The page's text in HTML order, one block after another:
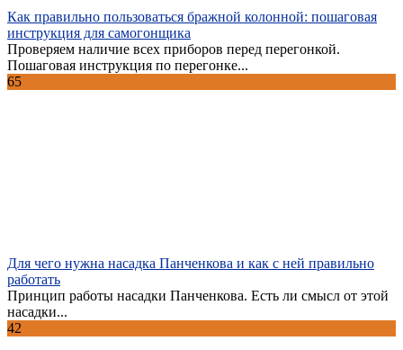
Как правильно пользоваться бражной колонной: пошаговая
инструкция для самогонщика
Проверяем наличие всех приборов перед перегонкой.
Пошаговая инструкция по перегонке...
65
Для чего нужна насадка Панченкова и как с ней правильно
работать
Принцип работы насадки Панченкова. Есть ли смысл от этой
насадки...
42